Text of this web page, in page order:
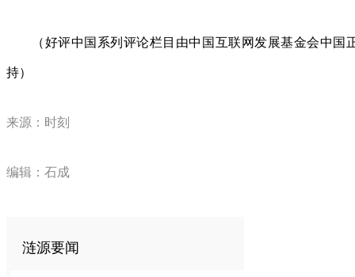
（好评中国系列评论栏目由中国互联网发展基金会中国
持）
来源：时刻
编辑：石成
涟源要闻